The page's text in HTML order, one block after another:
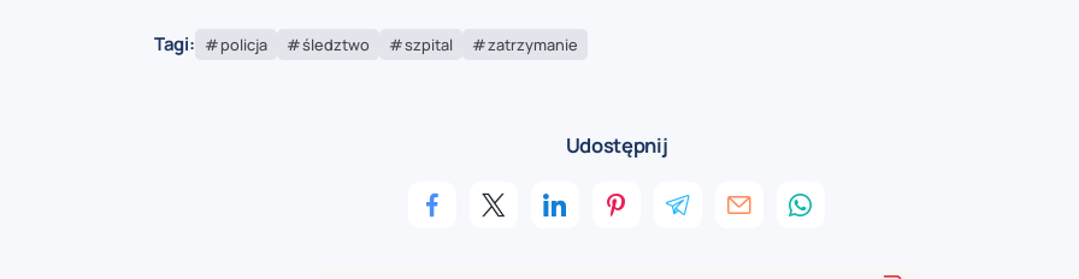
Tagi: policja śledztwo szpital zatrzymanie
Udostępnij